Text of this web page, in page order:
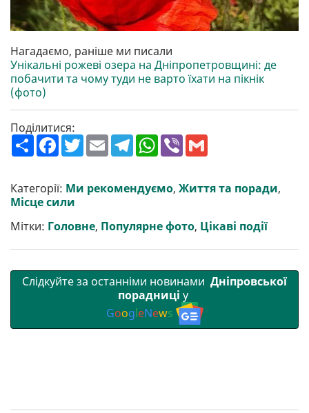
Нагадаємо, раніше ми писали
Унікальні рожеві озера на Дніпропетровщині: де
побачити та чому туди не варто їхати на пікнік
(фото)
Поділитися:
П
о
р
и
т
F
a
b
o
o
T
w
e
E
m
l
T
e
g
r
W
h
s
A
V
r l
Категорії: Ми рекомендуємо, Життя та поради,
Місце сили
Мітки: Головне, Популярне фото, Цікаві події
Слідкуйте за останніми новинами Дніпровської
порадниці у
GoogleNews